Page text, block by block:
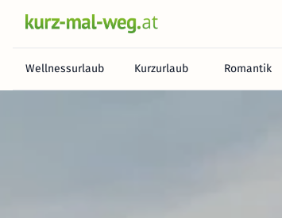
Wellnessurlaub Kurzurlaub Romantik